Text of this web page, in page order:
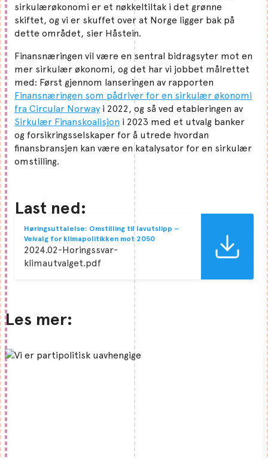
sirkulærøkonomi er et nøkkeltiltak i det grønne
skiftet, og vi er skuffet over at Norge ligger bak på
dette området, sier Håstein.
Finansnæringen vil være en sentral bidragsyter mot en
mer sirkulær økonomi, og det har vi jobbet målrettet
med: Først gjennom lanseringen av rapporten
Finansnæringen som pådriver for en sirkulær økonomi
fra Circular Norway i 2022, og så ved etableringen av
Sirkulær Finanskoalisjon i 2023 med et utvalg banker
og forsikringsselskaper for å utrede hvordan
finansbransjen kan være en katalysator for en sirkulær
omstilling.
Last ned:
Høringsuttalelse: Omstilling til lavutslipp –
Veivalg for klimapolitikken mot 2050
2024.02-Horingssvar-
klimautvalget.pdf
Les mer: